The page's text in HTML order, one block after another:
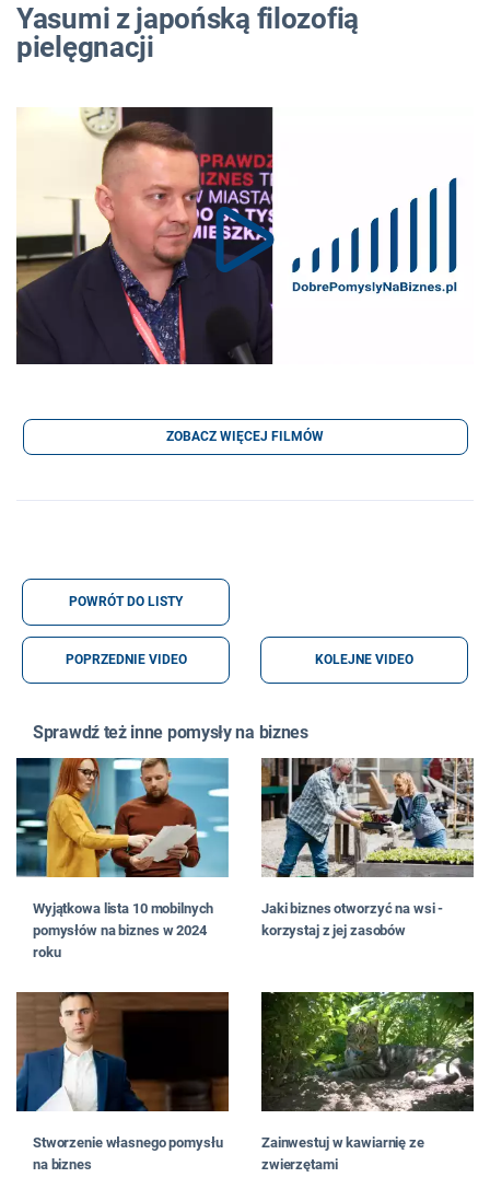
Yasumi z japońską filozofią
pielęgnacji
ZOBACZ WIĘCEJ FILMÓW
POWRÓT DO LISTY
POPRZEDNIE VIDEO KOLEJNE VIDEO
Sprawdź też inne pomysły na biznes
Wyjątkowa lista 10 mobilnych
pomysłów na biznes w 2024
roku
Jaki biznes otworzyć na wsi -
korzystaj z jej zasobów
Stworzenie własnego pomysłu
na biznes
Zainwestuj w kawiarnię ze
zwierzętami